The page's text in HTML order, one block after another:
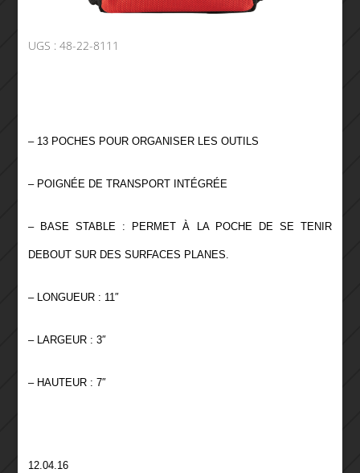
UGS : 48-22-8111
– 13 POCHES POUR ORGANISER LES OUTILS
– POIGNÉE DE TRANSPORT INTÉGRÉE
– BASE STABLE : PERMET À LA POCHE DE SE TENIR
DEBOUT SUR DES SURFACES PLANES.
– LONGUEUR : 11″
– LARGEUR : 3″
– HAUTEUR : 7″
12.04.16